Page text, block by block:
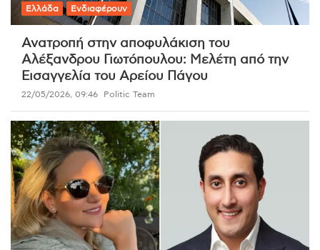
Ελλάδα Ενδιαφέρουν
Ανατροπή στην αποφυλάκιση του
Αλέξανδρου Γιωτόπουλου: Μελέτη από την
Εισαγγελία του Αρείου Πάγου
22/05/2026, 09:46 Politic Team